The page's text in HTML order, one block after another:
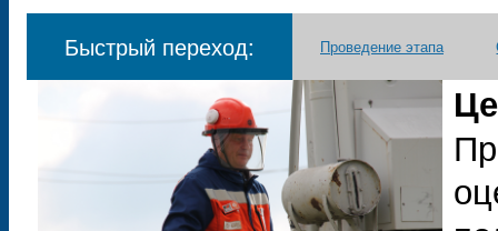
Быстрый переход: Проведение этапа